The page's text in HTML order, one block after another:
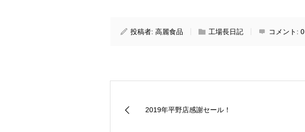
投稿者: 高麗食品 工場長日記 コメント: 0
2019年平野店感謝セール！